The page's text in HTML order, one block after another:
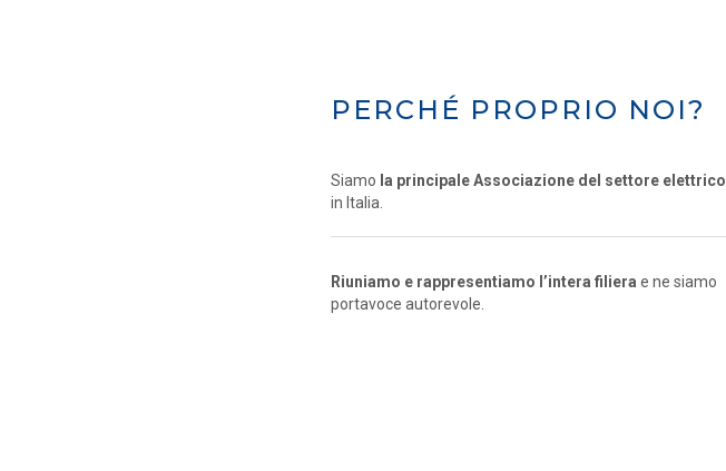
PERCHÉ PROPRIO NOI?
Siamo la principale Associazione del settore elettrico
in Italia.
Riuniamo e rappresentiamo l’intera filiera e ne siamo
portavoce autorevole.